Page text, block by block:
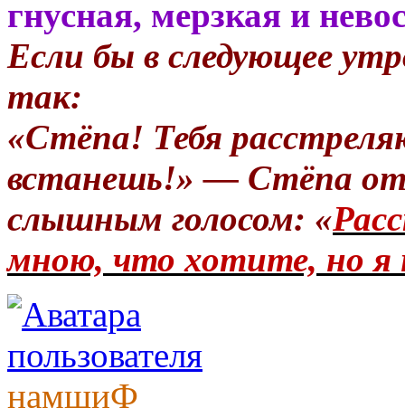
гнусная, мерзкая и
Если бы в следующее
так:
«Стёпа! Тебя
встанешь!» — Стёпа
слышным голосом: «
мною, что хотите, но я
намшиФ